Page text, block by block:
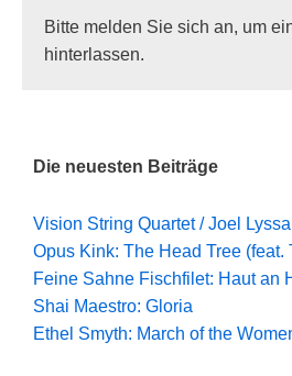
Bitte melden Sie sich an, um
hinterlassen.
Die neuesten Beiträge
Vision String Quartet / Joel
Opus Kink: The Head Tree (feat.
Feine Sahne Fischfilet: Haut an
Shai Maestro: Gloria
Ethel Smyth: March of the